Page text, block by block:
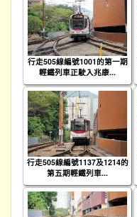
行走505線編號1001的第一期
輕鐵列車正駛入兆康...
行走505線編號1137及1214的
第五期輕鐵列車...